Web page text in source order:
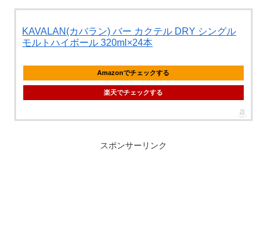
KAVALAN(カバラン) バー カクテル DRY シングル
モルトハイボール 320ml×24本
Amazonでチェックする
楽天でチェックする
スポンサーリンク